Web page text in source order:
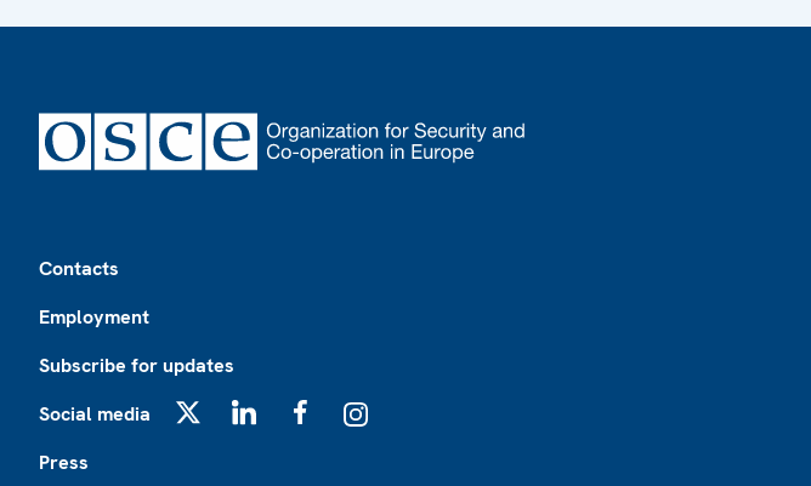
Contacts
Employment
Subscribe for updates
Social media
Press